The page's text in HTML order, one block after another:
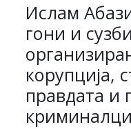
Ислам
гони и
корупција,
правдата и